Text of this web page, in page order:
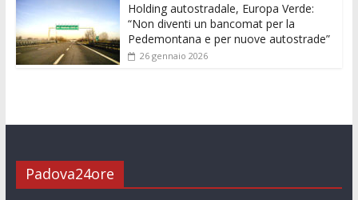
Holding autostradale, Europa Verde:
“Non diventi un bancomat per la
Pedemontana e per nuove autostrade”
26 gennaio 2026
Padova24ore